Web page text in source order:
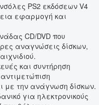
PS2 εκδόσεων V4
εφαρμογή και
CD/DVD που
αναγνώσεις δίσκων,
και συντήρηση
με την ανάγνωση δίσκων.
για ηλεκτρονικούς